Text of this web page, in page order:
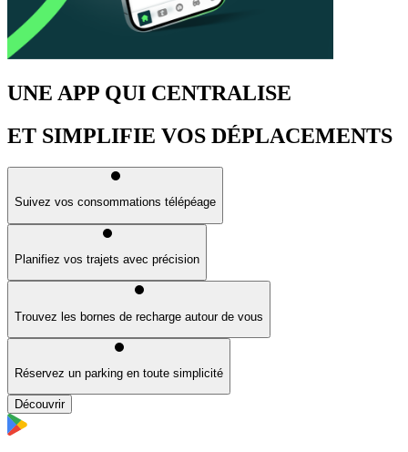
UNE APP QUI CENTRALISE
ET SIMPLIFIE VOS DÉPLACEMENTS
Suivez vos consommations télépéage
Planifiez vos trajets avec précision
Trouvez les bornes de recharge autour de vous
Réservez un parking en toute simplicité
Découvrir